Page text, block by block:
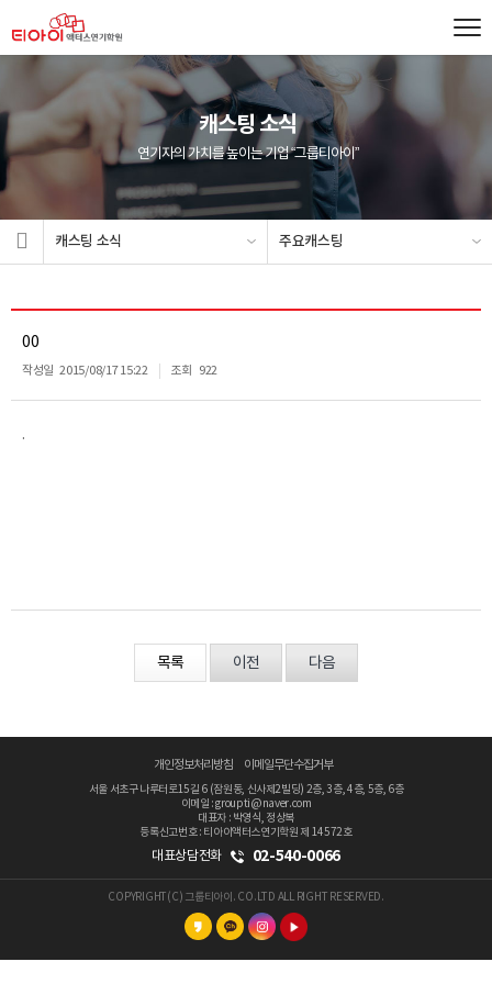
캐스팅 소식
연기자의 가치를 높이는 기업 “그룹티아이”
캐스팅 소식 주요캐스팅
00
작성일 2015/08/17 15:22 조회 922
.
목록 이전 다음
개인정보처리방침 이메일무단수집거부
서울 서초구 나루터로15길 6 (잠원동, 신사제2빌딩) 2층, 3층, 4층, 5층, 6층
이메일 : groupti@naver.com
대표자 : 박영식, 정상복
등록신고번호 : 티아이액터스연기학원 제 14572호
대표상담전화 02-540-0066
COPYRIGHT(C) 그룹티아이. CO.LTD ALL RIGHT RESERVED.